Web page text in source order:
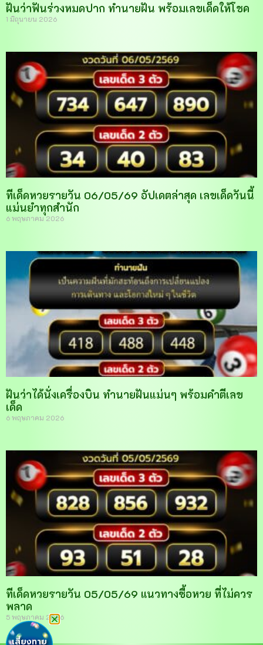
ฝันว่าฟันร่วงหมดปาก ทำนายฝัน พร้อมเลขเด็ดให้โชค
1 มิถุนายน 2026
ทีเด็ดหวยรายวัน 06/05/69 อัปเดตล่าสุด เลขเด็ดวันนี้
แม่นยำทุกสำนัก
6 พฤษภาคม 2026
ฝันว่าได้นั่งเครื่องบิน ทำนายฝันแม่นๆ พร้อมคำตีเลข
เด็ด
6 พฤษภาคม 2026
ทีเด็ดหวยรายวัน 05/05/69 แนวทางซื้อหวย ที่ไม่ควร
พลาด
5 พฤษภาคม 2026
เสี่ยงทาย